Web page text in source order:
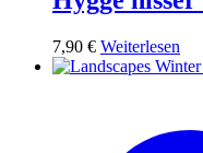
7,90 € Weiterlesen